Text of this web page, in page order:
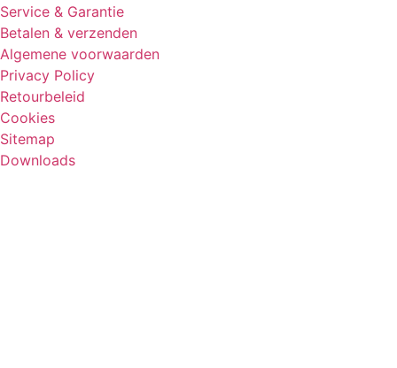
Service & Garantie
Betalen & verzenden
Algemene voorwaarden
Privacy Policy
Retourbeleid
Cookies
Sitemap
Downloads